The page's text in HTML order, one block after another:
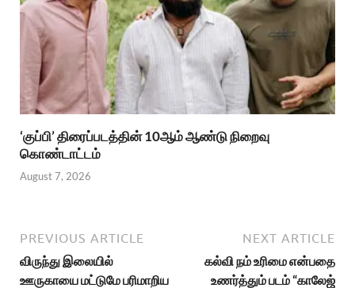
‘குப்பி’ திரைப்படத்தின் 10ஆம் ஆண்டு நிறைவு
கொண்டாட்டம்
August 7, 2026
PREVIOUS ARTICLE
விருந்து இலையில்
ஊருகாயை மட்டுமே பரிமாறிய
NEXT ARTICLE
கல்வி நம் உரிமை என்பதை
உணர்த்தும் படம் “காலேஜ்